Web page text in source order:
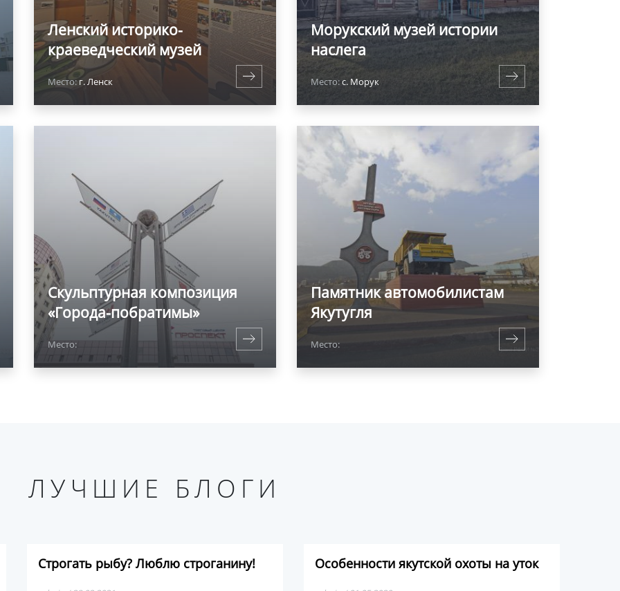
Ленский историко-
краеведческий музей
Место:г. Ленск
Морукский музей истории
наслега
Место:с. Морук
Скульптурная композиция
«Города-побратимы»
Место:
Памятник автомобилистам
Якутугля
Место:
ЛУЧШИЕ БЛОГИ
Строгать рыбу? Люблю строганину! Особенности якутской охоты на уток